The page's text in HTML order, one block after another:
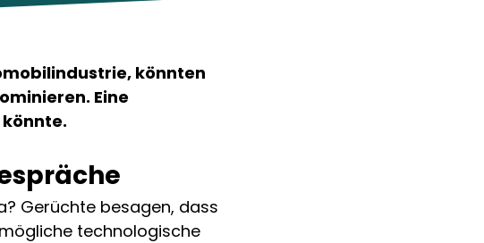
könnten
Eine
Gerüchte besagen, dass
technologische